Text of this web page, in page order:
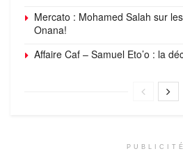
Mercato : Mohamed Salah sur
Onana!
Affaire Caf – Samuel Eto’o : la
PUBLICITÉ